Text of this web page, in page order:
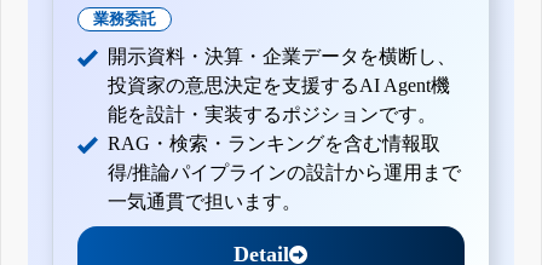
月31日)
有価証券報告書-第20期(平成21年2月1日-平成22年1月31日)
有価証券報告書-第19期(平成20年2月1日-平成21年1月31日)
業務委託
開示資料・決算・企業データを横断し、
投資家の意思決定を支援するAI Agent機
能を設計・実装するポジションです。
RAG・検索・ランキングを含む情報取
得/推論パイプラインの設計から運用まで
一気通貫で担います。
Detail